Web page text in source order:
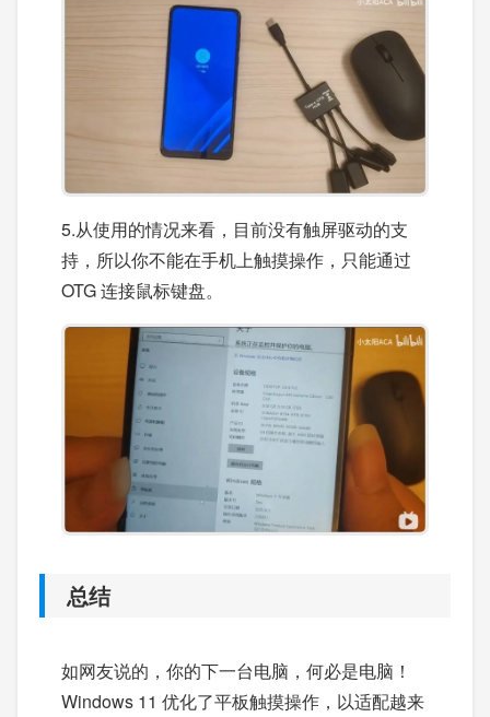
5.从使用的情况来看，目前没有触屏驱动的支
持，所以你不能在手机上触摸操作，只能通过
OTG 连接鼠标键盘。
总结
如网友说的，你的下一台电脑，何必是电脑！
Windows 11 优化了平板触摸操作，以适配越来